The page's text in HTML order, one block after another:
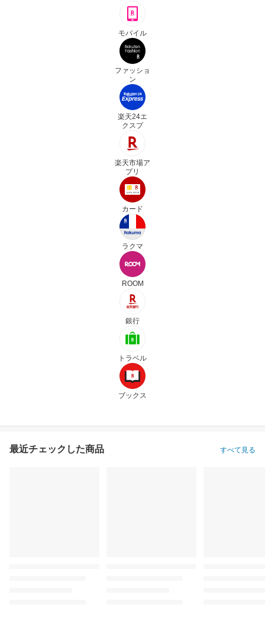
モバイル
ファッショ
ン
楽天24エ
クスプ
楽天市場ア
プリ
カード
ラクマ
ROOM
銀行
トラベル
ブックス
最近チェックした商品 すべて見る